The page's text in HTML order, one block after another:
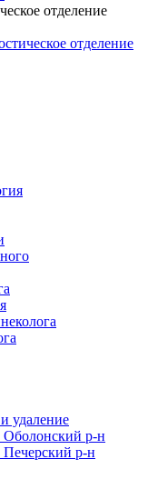
отделение
отделение
удаление
Оболонский р-н
Печерский р-н